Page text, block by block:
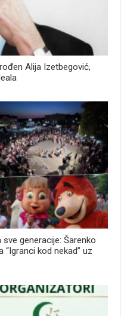
Alija Izetbegović,
generacije: Šarenko
kod nekad” uz